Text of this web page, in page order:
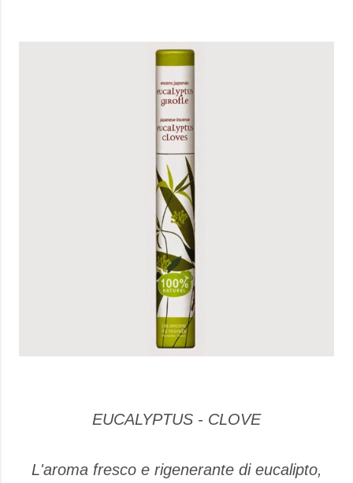
EUCALYPTUS - CLOVE
L'aroma fresco e rigenerante di eucalipto,